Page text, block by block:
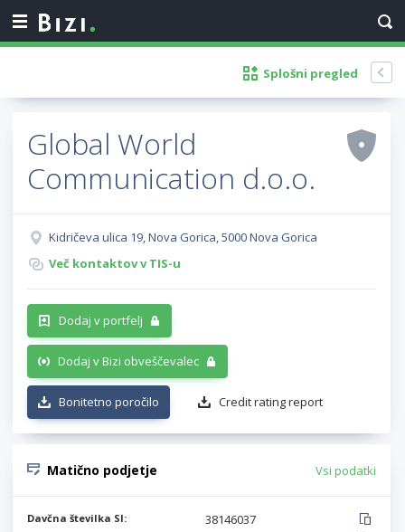
Splošni pregled
Global World
Communication d.o.o.
Kidričeva ulica 19, Nova Gorica, 5000 Nova Gorica
Več kontaktov v TIS-u
Dodaj v portfelj
Dodaj v Bizi obveščevalec
Bonitetno poročilo Credit rating report
Matično podjetje Vsi podatki
Davčna številka SI: 38146037